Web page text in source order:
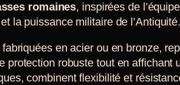
romaines, inspirées de
la puissance militaire de l’Antiquité.
fabriquées en acier ou en bronze,
protection robuste tout en affichant
combinent flexibilité et